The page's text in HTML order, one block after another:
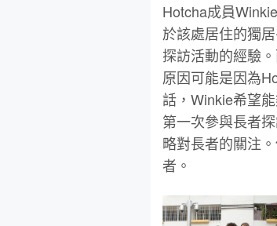
Hotcha成員
於該處居住的獨
探訪活動的經驗
原因可能是因為
話，Winkie希望
第一次參與長者
略對長者的關注
者。